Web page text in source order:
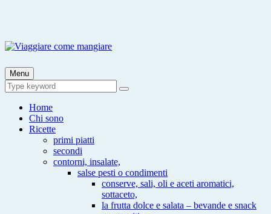
Viaggiare come mangiare
Viaggia impara cucina e aggiungi un posto a tavola
Menu
Search
for:
Search
Home
Chi sono
Ricette
primi piatti
secondi
contorni, insalate,
salse pesti o condimenti
conserve, sali, oli e aceti aromatici,
sottaceto,
la frutta dolce e salata – bevande e snack